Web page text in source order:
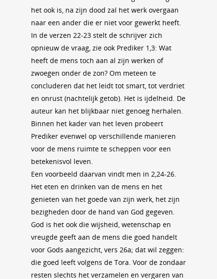
het ook is, na zijn dood zal het werk overgaan
naar een ander die er niet voor gewerkt heeft.
In de verzen 22-23 stelt de schrijver zich
opnieuw de vraag, zie ook Prediker 1,3: Wat
heeft de mens toch aan al zijn werken of
zwoegen onder de zon? Om meteen te
concluderen dat het leidt tot smart, tot verdriet
en onrust (nachtelijk getob). Het is ijdelheid. De
auteur kan het blijkbaar niet genoeg herhalen.
Binnen het kader van het leven probeert
Prediker evenwel op verschillende manieren
voor de mens ruimte te scheppen voor een
betekenisvol leven.
Een voorbeeld daarvan vindt men in 2,24-26.
Het eten en drinken van de mens en het
genieten van het goede van zijn werk, het zijn
bezigheden door de hand van God gegeven.
God is het ook die wijsheid, wetenschap en
vreugde geeft aan de mens die goed handelt
voor Gods aangezicht, vers 26a; dat wil zeggen:
die goed leeft volgens de Tora. Voor de zondaar
resten slechts het verzamelen en vergaren van